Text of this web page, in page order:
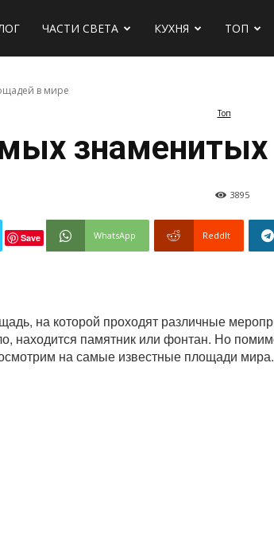
ЧАСТИ СВЕТА КУХНЯ ТОП
в мире
Топ
3895
Save WhatsApp ReddIt
на которой проходят различные
находится памятник или фонтан. Но
на самые известные площади мира.